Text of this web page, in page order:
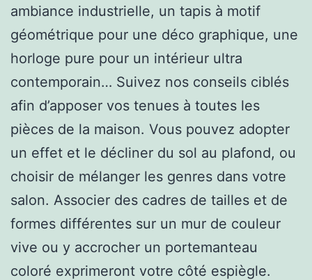
ambiance industrielle, un tapis à motif
géométrique pour une déco graphique, une
horloge pure pour un intérieur ultra
contemporain… Suivez nos conseils ciblés
afin d’apposer vos tenues à toutes les
pièces de la maison. Vous pouvez adopter
un effet et le décliner du sol au plafond, ou
choisir de mélanger les genres dans votre
salon. Associer des cadres de tailles et de
formes différentes sur un mur de couleur
vive ou y accrocher un portemanteau
coloré exprimeront votre côté espiègle.